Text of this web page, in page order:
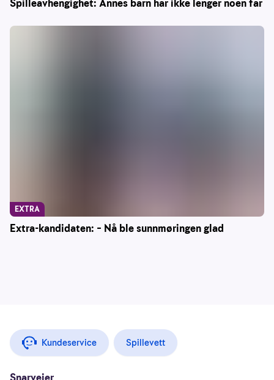
Spilleavhengighet: Annes barn har ikke lenger noen far
Extra-kandidaten: – Nå ble sunnmøringen glad
EXTRA
Kundeservice Spillevett